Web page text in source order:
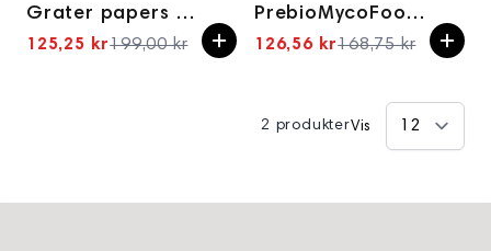
Grater papers 120(10stk)
Spesialpris
125,25 kr199,00 kr
PrebioMycoFoot Fotbalsam Vegansk Profylaktisk Podoterapi Yokaba 50 ml
Spesialpris
126,56 kr168,75 kr
2 produkterVis